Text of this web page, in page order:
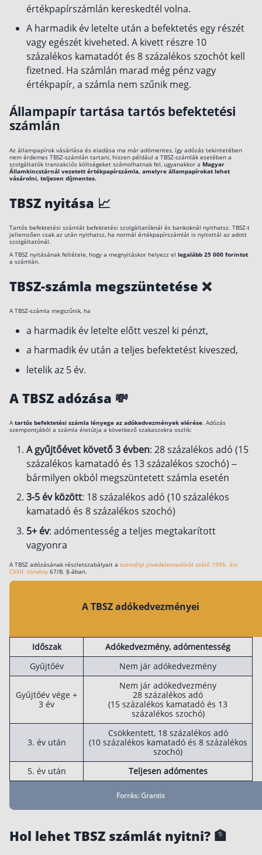
értékpapírszámlán kereskedtél volna.
A harmadik év letelte után a befektetés egy részét
vagy egészét kiveheted. A kivett részre 10
százalékos kamatadót és 8 százalékos szochót kell
fizetned. Ha számlán marad még pénz vagy
értékpapír, a számla nem szűnik meg.
Állampapír tartása tartós befektetési
számlán
Az állampapírok vásárlása és eladása ma már adómentes, így adózás tekintetében
nem érdemes TBSZ-számlán tartani, hiszen például a TBSZ-számlák esetében a
szolgáltatók tranzakciós költségeket számolhatnak fel, ugyanakkor a Magyar
Államkincstárnál vezetett értékpapírszámla, amelyre állampapírokat lehet
vásárolni, teljesen díjmentes.
TBSZ nyitása 📈
Tartós befektetési számlát befektetési szolgáltatóknál és bankoknál nyithatsz. TBSZ-t
jellemzően csak az után nyithatsz, ha normál értékpapírszámlát is nyitottál az adott
szolgáltatónál.
A TBSZ nyitásának feltétele, hogy a megnyitáskor helyezz el legalább 25 000 forintot
a számlán.
TBSZ-számla megszüntetése ❌
A TBSZ-számla megszűnik, ha
a harmadik év letelte előtt veszel ki pénzt,
a harmadik év után a teljes befektetést kiveszed,
letelik az 5 év.
A TBSZ adózása 💸
A tartós befektetési számla lényege az adókedvezmények elérése. Adózás
szempontjából a számla életútja a következő szakaszokra oszlik:
A gyűjtőévet követő 3 évben: 28 százalékos adó (15
százalékos kamatadó és 13 százalékos szochó) –
bármilyen okból megszüntetett számla esetén
3-5 év között: 18 százalékos adó (10 százalékos
kamatadó és 8 százalékos szochó)
5+ év: adómentesség a teljes megtakarított
vagyonra
A TBSZ adózásának részletszabályait a személyi jövedelemadóról szóló 1995. évi
CXVII. törvény 67/B. §-ában.
A TBSZ adókedvezményei
Időszak
Adókedvezmény, adómentesség
Gyűjtőév
Nem jár adókedvezmény
Gyűjtőév vége +
3 év
Nem jár adókedvezmény
28 százalékos adó
(15 százalékos kamatadó és 13
százalékos szochó)
3. év után
Csökkentett, 18 százalékos adó
(10 százalékos kamatadó és 8 százalékos
szochó)
5. év után
Teljesen adómentes
Forrás: Grantis
Hol lehet TBSZ számlát nyitni? 🏦